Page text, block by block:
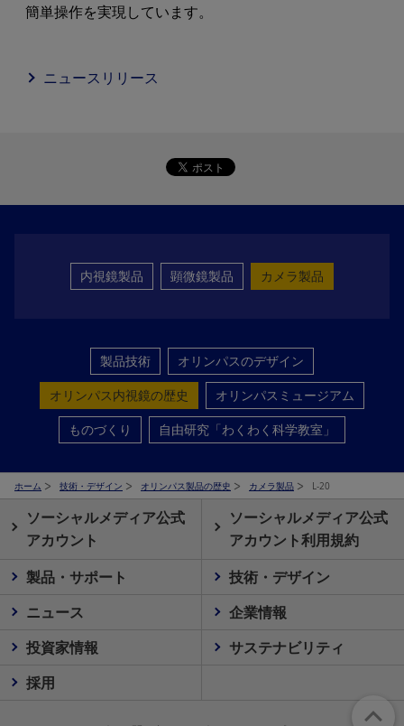
簡単操作を実現しています。
ニュースリリース
内視鏡製品 顕微鏡製品 カメラ製品
製品技術
オリンパスのデザイン
オリンパス内視鏡の歴史
オリンパスミュージアム
ものづくり
自由研究「わくわく科学教室」
ホーム 技術・デザイン オリンパス製品の歴史 カメラ製品 L-20
ソーシャルメディア公式
アカウント
ソーシャルメディア公式
アカウント利用規約
製品・サポート
技術・デザイン
ニュース
企業情報
投資家情報
サステナビリティ
採用